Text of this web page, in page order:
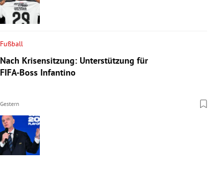
Fußball
Nach Krisensitzung: Unterstützung für
FIFA-Boss Infantino
Gestern